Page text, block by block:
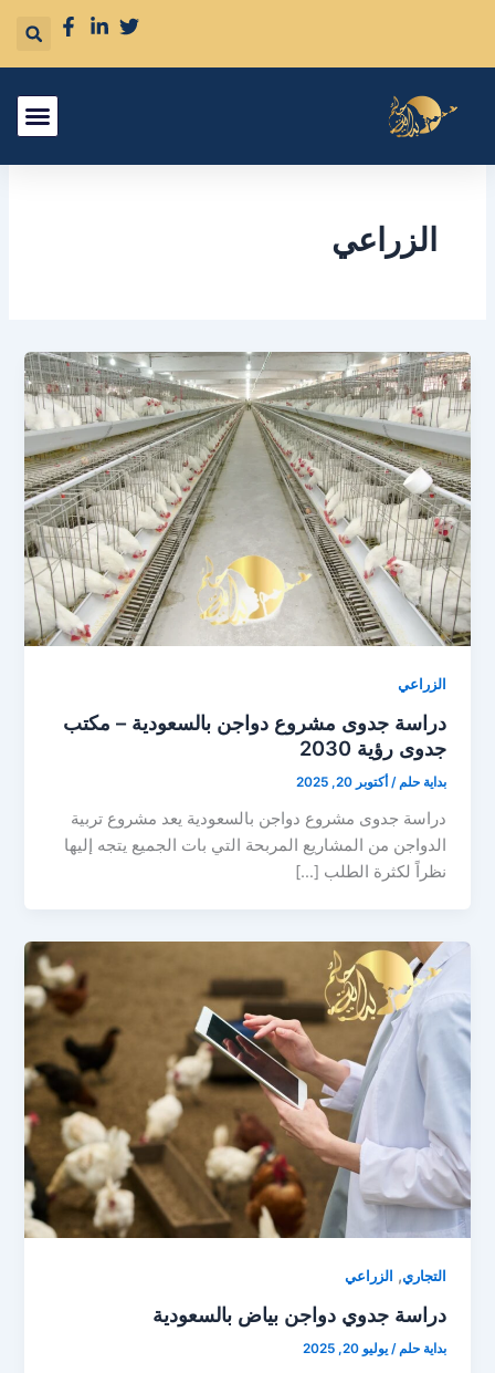
المحتوى
الزراعي
الزراعي
دراسة جدوى مشروع دواجن بالسعودية – مكتب
جدوى رؤية 2030
بداية حلم/أكتوبر 20, 2025
دراسة جدوى مشروع دواجن بالسعودية يعد مشروع تربية
الدواجن من المشاريع المربحة التي بات الجميع يتجه إليها
نظراً لكثرة الطلب […]
التجاري, الزراعي
دراسة جدوي دواجن بياض بالسعودية
بداية حلم/يوليو 20, 2025